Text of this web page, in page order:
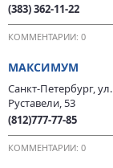
(383) 362-11-22
КОММЕНТАРИИ: 0
МАКСИМУМ
Санкт-Петербург, ул.
Руставели, 53
(812)777-77-85
КОММЕНТАРИИ: 0